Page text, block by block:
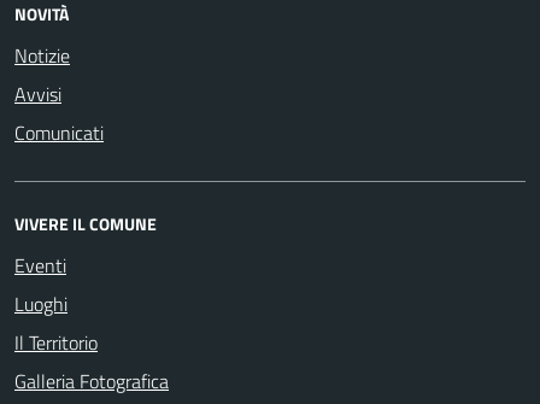
NOVITÀ
Notizie
Avvisi
Comunicati
VIVERE IL COMUNE
Eventi
Luoghi
Il Territorio
Galleria Fotografica